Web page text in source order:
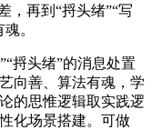
，再到“捋头绪”“写
。
捋头绪”的消息处置
向善、算法有魂，学
的思惟逻辑取实践逻
化场景搭建。可做